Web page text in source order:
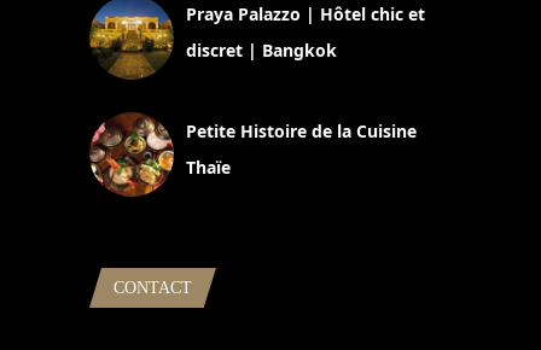
Praya Palazzo | Hôtel chic et
discret | Bangkok
Petite Histoire de la Cuisine
Thaïe
CONTACT